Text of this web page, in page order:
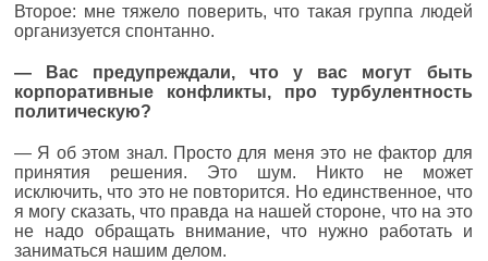
Второе: мне тяжело поверить, что такая группа людей
организуется спонтанно.
— Вас предупреждали, что у вас могут быть
корпоративные конфликты, про турбулентность
политическую?
— Я об этом знал. Просто для меня это не фактор для
принятия решения. Это шум. Никто не может
исключить, что это не повторится. Но единственное, что
я могу сказать, что правда на нашей стороне, что на это
не надо обращать внимание, что нужно работать и
заниматься нашим делом.